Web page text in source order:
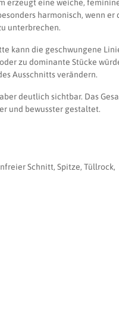
erzeugt eine weiche,
harmonisch, wenn er
unterbrechen.
kann die geschwungene
zu dominante Stücke
Ausschnitts verändern.
deutlich sichtbar. Das
und bewusster gestaltet.